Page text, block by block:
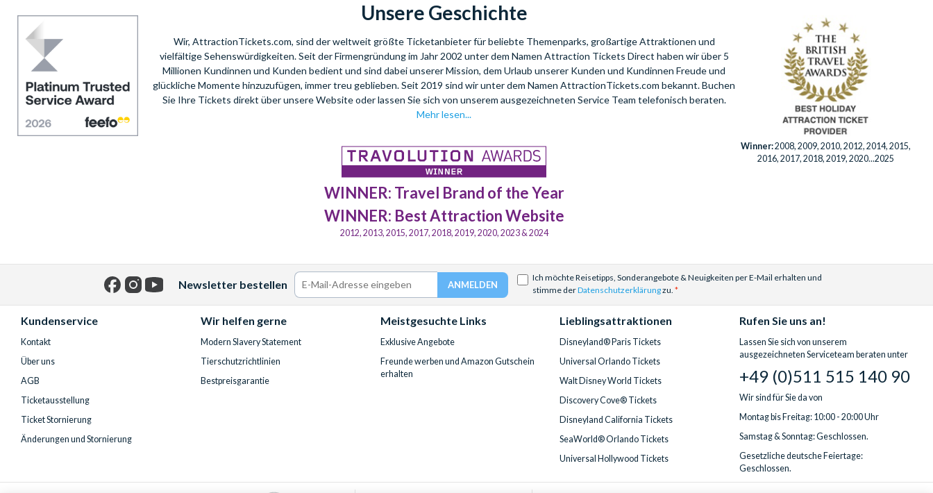
Unsere Geschichte
Wir, AttractionTickets.com, sind der weltweit größte Ticketanbieter für beliebte Themenparks, großartige Attraktionen und
vielfältige Sehenswürdigkeiten. Seit der Firmengründung im Jahr 2002 unter dem Namen Attraction Tickets Direct haben wir über 5
Millionen Kundinnen und Kunden bedient und sind dabei unserer Mission, dem Urlaub unserer Kunden und Kundinnen Freude und
glückliche Momente hinzuzufügen, immer treu geblieben. Seit 2019 sind wir unter dem Namen AttractionTickets.com bekannt. Buchen
Sie Ihre Tickets direkt über unsere Website oder lassen Sie sich von unserem ausgezeichneten Service Team telefonisch beraten.
Mehr lesen...
WINNER: Travel Brand of the Year
WINNER: Best Attraction Website
2012, 2013, 2015, 2017, 2018, 2019, 2020, 2023 & 2024
Winner:2008, 2009, 2010, 2012, 2014, 2015,
2016, 2017, 2018, 2019, 2020...2025
Newsletter bestellen
Ich möchte Reisetipps, Sonderangebote & Neuigkeiten per E-Mail erhalten und
stimme derDatenschutzerklärungzu.
Kundenservice
Kontakt
Über uns
AGB
Ticketausstellung
Ticket Stornierung
Änderungen und Stornierung
Wir helfen gerne
Modern Slavery Statement
Tierschutzrichtlinien
Bestpreisgarantie
Meistgesuchte Links
Exklusive Angebote
Freunde werben und Amazon Gutschein
erhalten
Lieblingsattraktionen
Disneyland® Paris Tickets
Universal Orlando Tickets
Walt Disney World Tickets
Discovery Cove® Tickets
Disneyland California Tickets
SeaWorld® Orlando Tickets
Universal Hollywood Tickets
Rufen Sie uns an!
Lassen Sie sich von unserem
ausgezeichneten Serviceteam beraten unter
+49 (0)511 515 140 90
Wir sind für Sie da von
Montag bis Freitag: 10:00 - 20:00 Uhr
Samstag & Sonntag: Geschlossen.
Gesetzliche deutsche Feiertage:
Geschlossen.